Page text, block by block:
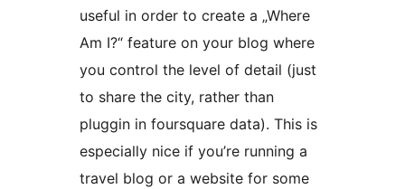
useful in order to create a „Where
Am I?“ feature on your blog where
you control the level of detail (just
to share the city, rather than
pluggin in foursquare data). This is
especially nice if you’re running a
travel blog or a website for some